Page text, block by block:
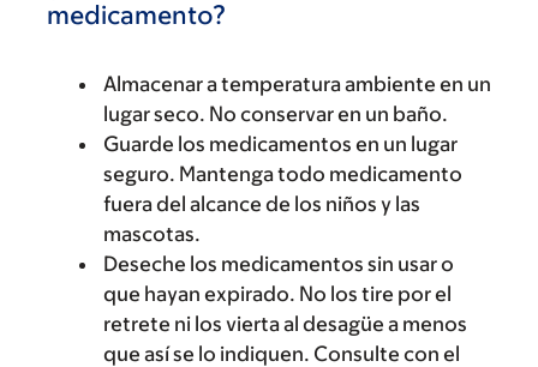
medicamento?
Almacenar a temperatura ambiente en un
lugar seco. No conservar en un baño.
Guarde los medicamentos en un lugar
seguro. Mantenga todo medicamento
fuera del alcance de los niños y las
mascotas.
Deseche los medicamentos sin usar o
que hayan expirado. No los tire por el
retrete ni los vierta al desagüe a menos
que así se lo indiquen. Consulte con el